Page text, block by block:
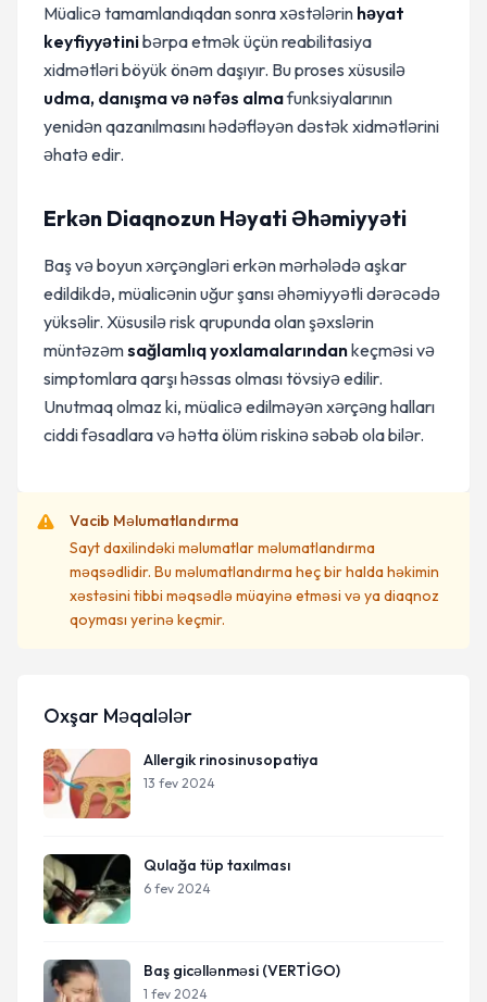
Müalicə tamamlandıqdan sonra xəstələrin həyat
keyfiyyətinibərpa etmək üçün reabilitasiya
xidmətləri böyük önəm daşıyır. Bu proses xüsusilə
udma, danışma və nəfəs almafunksiyalarının
yenidən qazanılmasını hədəfləyən dəstək xidmətlərini
əhatə edir.
Erkən Diaqnozun Həyati Əhəmiyyəti
Baş və boyun xərçəngləri erkən mərhələdə aşkar
edildikdə, müalicənin uğur şansı əhəmiyyətli dərəcədə
yüksəlir. Xüsusilə risk qrupunda olan şəxslərin
müntəzəmsağlamlıq yoxlamalarındankeçməsi və
simptomlara qarşı həssas olması tövsiyə edilir.
Unutmaq olmaz ki, müalicə edilməyən xərçəng halları
ciddi fəsadlara və hətta ölüm riskinə səbəb ola bilər.
Vacib Məlumatlandırma
Sayt daxilindəki məlumatlar məlumatlandırma
məqsədlidir. Bu məlumatlandırma heç bir halda həkimin
xəstəsini tibbi məqsədlə müayinə etməsi və ya diaqnoz
qoyması yerinə keçmir.
Oxşar Məqalələr
Allergik rinosinusopatiya
13 fev 2024
Qulağa tüp taxılması
6 fev 2024
Baş gicəllənməsi (VERTİGO)
1 fev 2024